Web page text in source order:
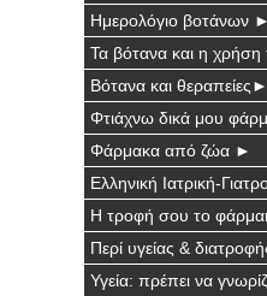
Ημερολόγιο βοτάνων ►
Τα βότανα και η
Βότανα και θεραπείες►
Φτιάχνω δικά μου
Φάρμακα από ζώα ►
Ελληνική Ιατρική-
Η τροφή σου το
Περί υγείας &
Υγεία: πρέπει να